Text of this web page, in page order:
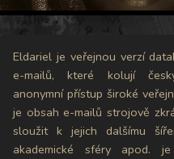
Eldariel je veřejnou verzí
e-mailů, které kolují
anonymní přístup široké
je obsah e-mailů strojově
sloužit k jejich dalšímu
akademické sféry apod.